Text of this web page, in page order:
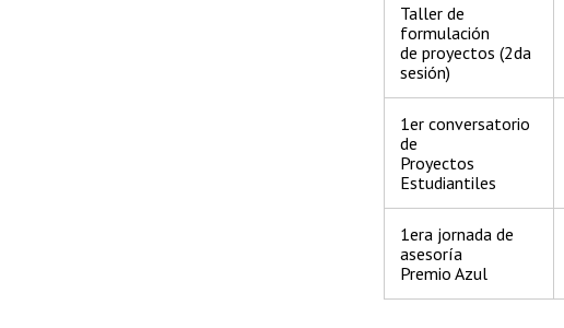
Taller de
formulación
de proyectos (2da
sesión)
1er conversatorio
de
Proyectos
Estudiantiles
1era jornada de
asesoría
Premio Azul